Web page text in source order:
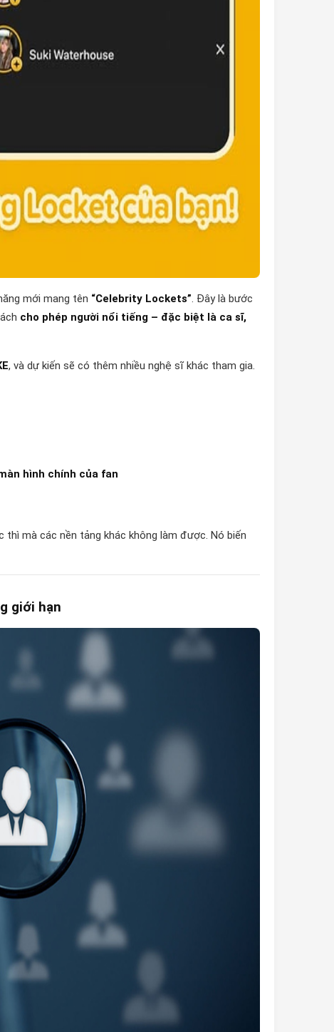
mới mang tên “Celebrity Lockets” . Đây là bước
cho phép người nổi tiếng – đặc biệt là ca sĩ,
, và dự kiến sẽ có thêm nhiều nghệ sĩ khác tham gia.
hình chính của fan
mà các nền tảng khác không làm được. Nó biến
giới hạn